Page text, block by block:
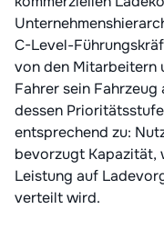
C-Level-
von den Mitarbeitern
Fahrer sein
dessen
entsprechend zu:
bevorzugt Kapazität,
Leistung auf
verteilt wird.